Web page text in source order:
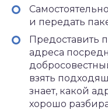
и передать
Предоставить
адреса
взять
знает, какой
хорошо